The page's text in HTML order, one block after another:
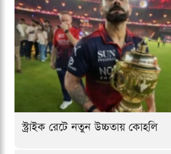
স্ট্রাইক রেটে নতুন উচ্চতায় কোহলি